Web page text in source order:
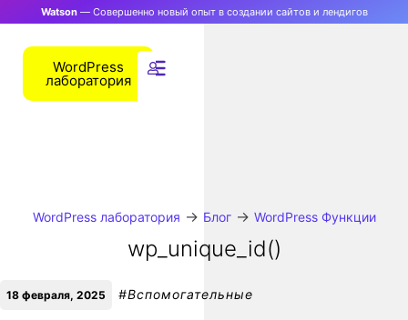
Watson— Совершенно новый опыт в создании сайтов и лендигов
WordPress
лаборатория
WordPress лаборатория → Блог→ WordPress Функции
wp_unique_id()
18 февраля, 2025 #Вспомогательные